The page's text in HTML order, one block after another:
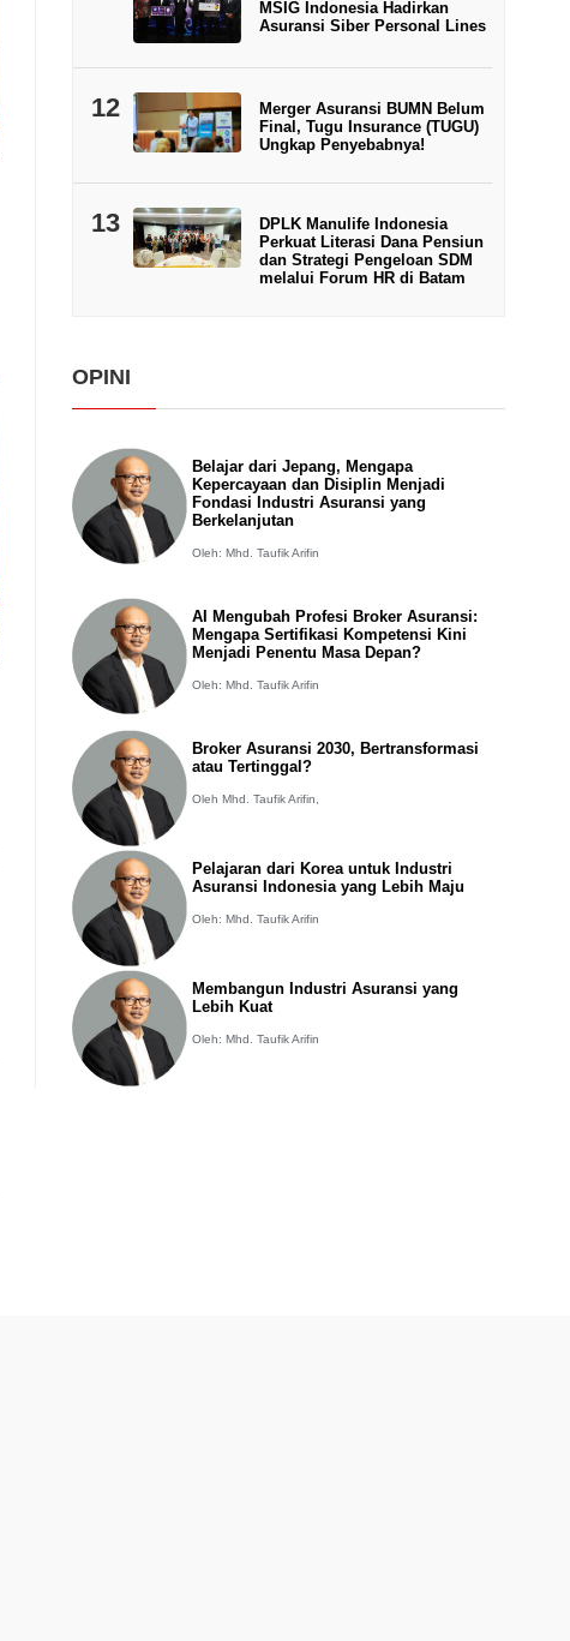
MSIG Indonesia Hadirkan
Asuransi Siber Personal Lines
12
Merger Asuransi BUMN Belum
Final, Tugu Insurance (TUGU)
Ungkap Penyebabnya!
13
DPLK Manulife Indonesia
Perkuat Literasi Dana Pensiun
dan Strategi Pengeloan SDM
melalui Forum HR di Batam
OPINI
Belajar dari Jepang, Mengapa
Kepercayaan dan Disiplin Menjadi
Fondasi Industri Asuransi yang
Berkelanjutan
Oleh: Mhd. Taufik Arifin
AI Mengubah Profesi Broker Asuransi:
Mengapa Sertifikasi Kompetensi Kini
Menjadi Penentu Masa Depan?
Oleh: Mhd. Taufik Arifin
Broker Asuransi 2030, Bertransformasi
atau Tertinggal?
Oleh Mhd. Taufik Arifin,
Pelajaran dari Korea untuk Industri
Asuransi Indonesia yang Lebih Maju
Oleh: Mhd. Taufik Arifin
Membangun Industri Asuransi yang
Lebih Kuat
Oleh: Mhd. Taufik Arifin